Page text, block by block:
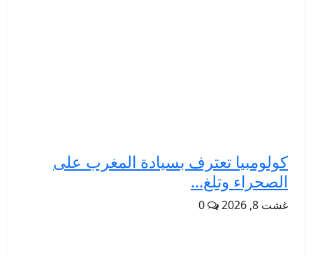
كولومبيا تعترف بسيادة المغرب على
الصحراء وتلغ...
غشت 8, 2026 0